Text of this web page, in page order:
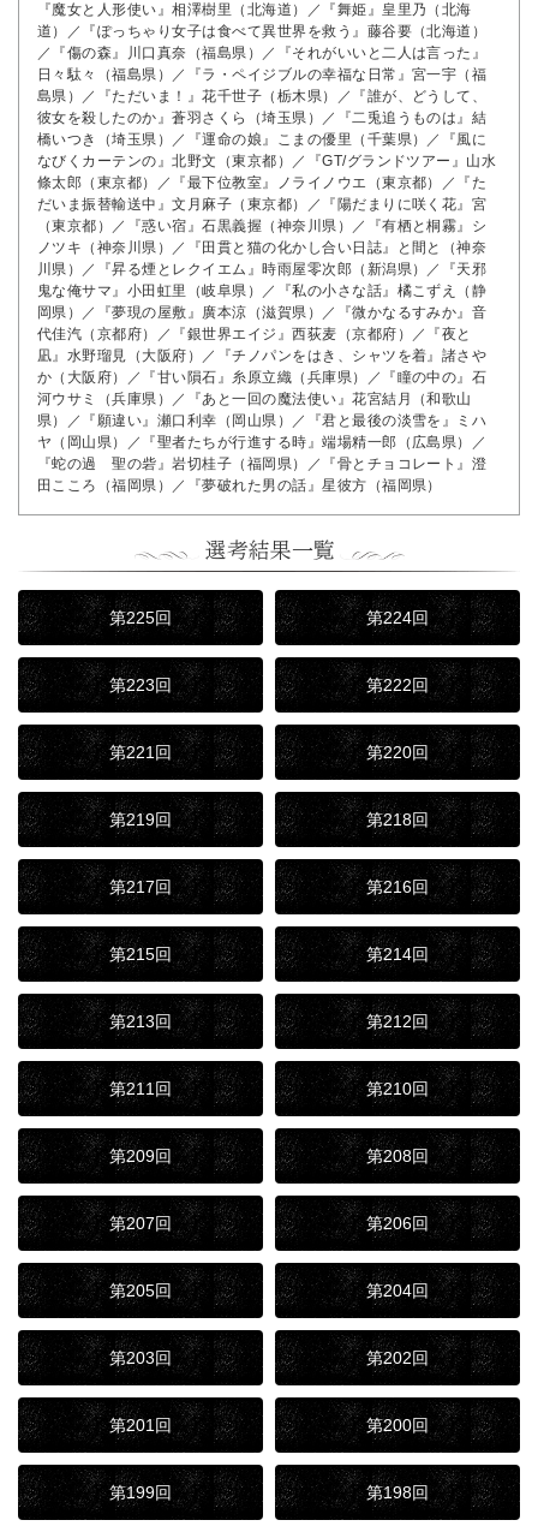
『魔女と人形使い』相澤樹里（北海道）／『舞姫』皇里乃（北海
道）／『ぽっちゃり女子は食べて異世界を救う』藤谷要（北海道）
／『傷の森』川口真奈（福島県）／『それがいいと二人は言った』
日々駄々（福島県）／『ラ・ペイジブルの幸福な日常』宮一宇（福
島県）／『ただいま！』花千世子（栃木県）／『誰が、どうして、
彼女を殺したのか』蒼羽さくら（埼玉県）／『二兎追うものは』結
橋いつき（埼玉県）／『運命の娘』こまの優里（千葉県）／『風に
なびくカーテンの』北野文（東京都）／『GT/グランドツアー』山水
條太郎（東京都）／『最下位教室』ノライノウエ（東京都）／『た
だいま振替輸送中』文月麻子（東京都）／『陽だまりに咲く花』宮
（東京都）／『惑い宿』石黒義握（神奈川県）／『有栖と桐霧』シ
ノツキ（神奈川県）／『田貫と猫の化かし合い日誌』と間と（神奈
川県）／『昇る煙とレクイエム』時雨屋零次郎（新潟県）／『天邪
鬼な俺サマ』小田虹里（岐阜県）／『私の小さな話』橘こずえ（静
岡県）／『夢現の屋敷』廣本涼（滋賀県）／『微かなるすみか』音
代佳汽（京都府）／『銀世界エイジ』西荻麦（京都府）／『夜と
凪』水野瑠見（大阪府）／『チノパンをはき、シャツを着』諸さや
か（大阪府）／『甘い隕石』糸原立織（兵庫県）／『瞳の中の』石
河ウサミ（兵庫県）／『あと一回の魔法使い』花宮結月（和歌山
県）／『願違い』瀬口利幸（岡山県）／『君と最後の淡雪を』ミハ
ヤ（岡山県）／『聖者たちが行進する時』端場精一郎（広島県）／
『蛇の過 聖の砦』岩切桂子（福岡県）／『骨とチョコレート』澄
田こころ（福岡県）／『夢破れた男の話』星彼方（福岡県）
第225回 第224回
第223回 第222回
第221回 第220回
第219回 第218回
第217回 第216回
第215回 第214回
第213回 第212回
第211回 第210回
第209回 第208回
第207回 第206回
第205回 第204回
第203回 第202回
第201回 第200回
第199回 第198回